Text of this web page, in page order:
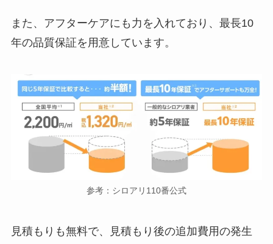
また、アフターケアにも力を入れており、最長10
年の品質保証を用意しています。
参考：シロアリ110番公式
見積もりも無料で、見積もり後の追加費用の発生